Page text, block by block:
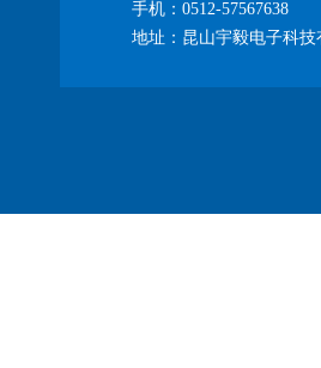
手机：0512-57567638
地址：昆山宇毅电子科技